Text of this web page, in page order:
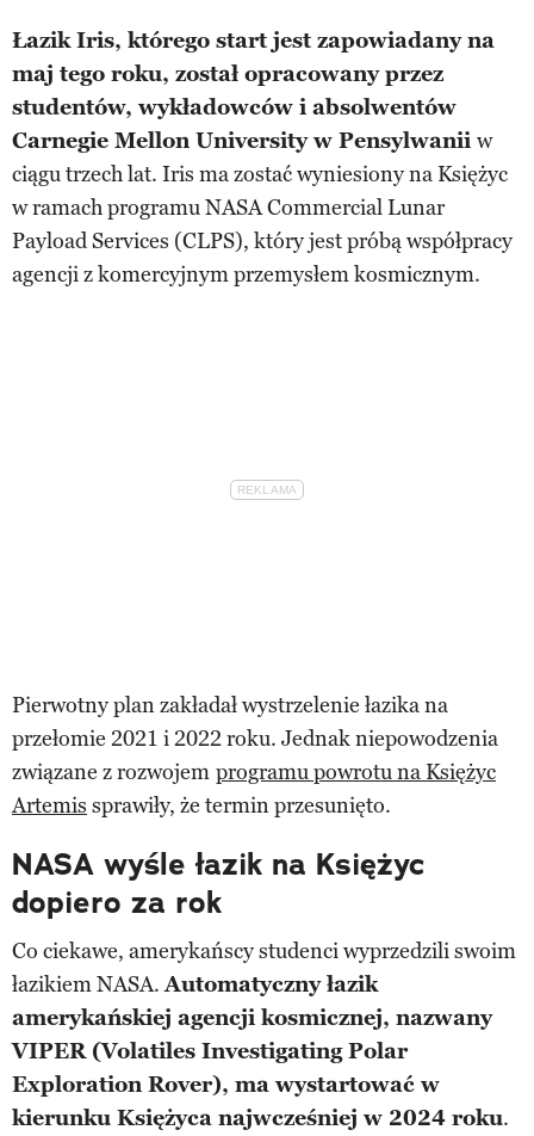
Łazik Iris, którego start jest zapowiadany na
maj tego roku, został opracowany przez
studentów, wykładowców i absolwentów
Carnegie Mellon University w Pensylwanii w
ciągu trzech lat. Iris ma zostać wyniesiony na Księżyc
w ramach programu NASA Commercial Lunar
Payload Services (CLPS), który jest próbą współpracy
agencji z komercyjnym przemysłem kosmicznym.
Pierwotny plan zakładał wystrzelenie łazika na
przełomie 2021 i 2022 roku. Jednak niepowodzenia
związane z rozwojem programu powrotu na Księżyc
Artemis sprawiły, że termin przesunięto.
NASA wyśle łazik na Księżyc
dopiero za rok
Co ciekawe, amerykańscy studenci wyprzedzili swoim
łazikiem NASA.Automatyczny łazik
amerykańskiej agencji kosmicznej, nazwany
VIPER (Volatiles Investigating Polar
Exploration Rover), ma wystartować w
kierunku Księżyca najwcześniej w 2024 roku.